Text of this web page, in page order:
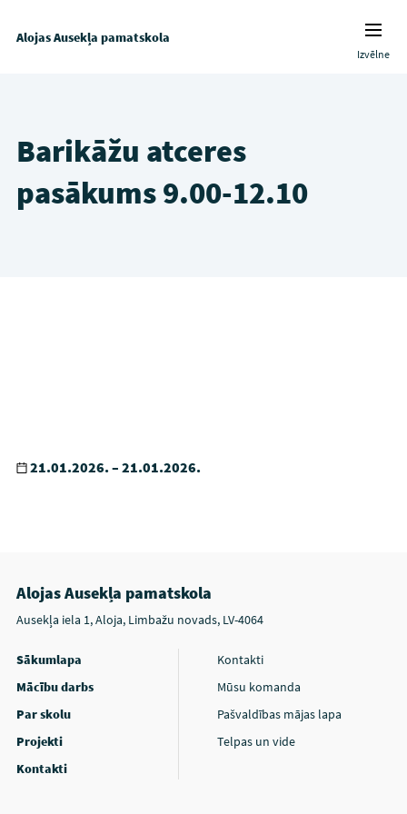
Alojas Ausekļa pamatskola
Izvēlne
Barikāžu atceres
pasākums 9.00-12.10
21.01.2026. – 21.01.2026.
Alojas Ausekļa pamatskola
Ausekļa iela 1, Aloja, Limbažu novads, LV-4064
Sākumlapa
Mācību darbs
Par skolu
Projekti
Kontakti
Kontakti
Mūsu komanda
Pašvaldības mājas lapa
Telpas un vide